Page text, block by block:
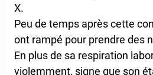
X.
Peu de temps après cette
ont rampé pour prendre des
En plus de sa respiration
violemment, signe que son